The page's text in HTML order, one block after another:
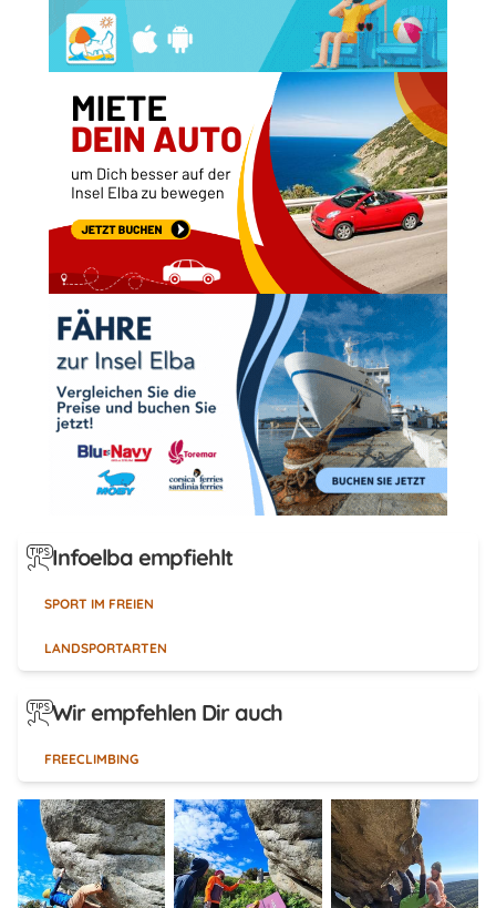
Infoelba empfiehlt
SPORT IM FREIEN
LANDSPORTARTEN
Wir empfehlen Dir auch
FREECLIMBING